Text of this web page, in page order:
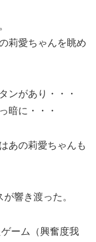
莉愛ちゃんを眺め
ンがあり・・・
暗に・・・
あの莉愛ちゃんも
響き渡った。
ーム（興奮度我